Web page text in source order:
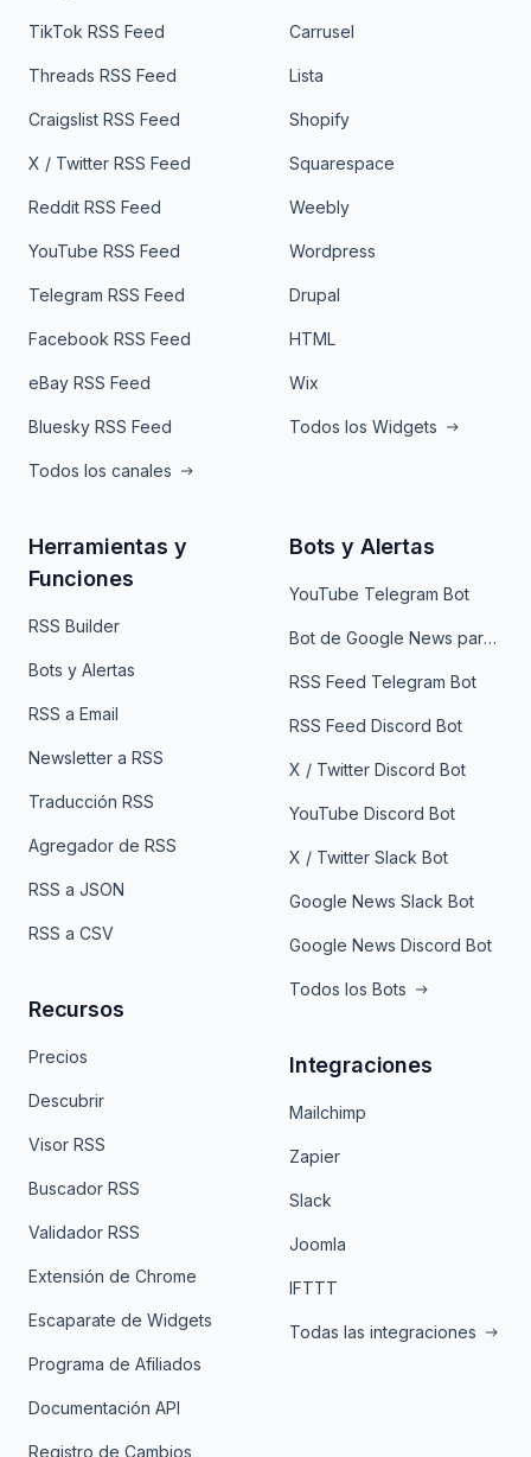
TikTok RSS Feed
Threads RSS Feed
Craigslist RSS Feed
X / Twitter RSS Feed
Reddit RSS Feed
YouTube RSS Feed
Telegram RSS Feed
Facebook RSS Feed
eBay RSS Feed
Bluesky RSS Feed
Todos los canales
Carrusel
Lista
Shopify
Squarespace
Weebly
Wordpress
Drupal
HTML
Wix
Todos los Widgets
Herramientas y
Funciones
RSS Builder
Bots y Alertas
RSS a Email
Newsletter a RSS
Traducción RSS
Agregador de RSS
RSS a JSON
RSS a CSV
Recursos
Precios
Descubrir
Visor RSS
Buscador RSS
Validador RSS
Extensión de Chrome
Escaparate de Widgets
Programa de Afiliados
Documentación API
Registro de Cambios
Bots y Alertas
YouTube Telegram Bot
Bot de Google News para Telegram
RSS Feed Telegram Bot
RSS Feed Discord Bot
X / Twitter Discord Bot
YouTube Discord Bot
X / Twitter Slack Bot
Google News Slack Bot
Google News Discord Bot
Todos los Bots
Integraciones
Mailchimp
Zapier
Slack
Joomla
IFTTT
Todas las integraciones